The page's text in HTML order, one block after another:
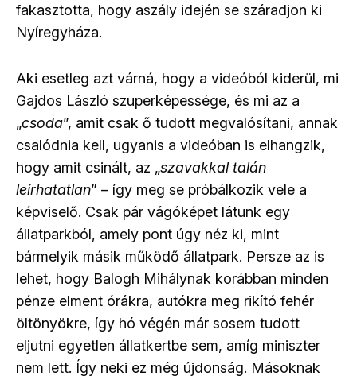
fakasztotta, hogy aszály idején se száradjon ki
Nyíregyháza.
Aki esetleg azt várná, hogy a videóból kiderül, mi
Gajdos László szuperképessége, és mi az a
„csoda”, amit csak ő tudott megvalósítani, annak
csalódnia kell, ugyanis a videóban is elhangzik,
hogy amit csinált, az „szavakkal talán
leírhatatlan” – így meg se próbálkozik vele a
képviselő. Csak pár vágóképet látunk egy
állatparkból, amely pont úgy néz ki, mint
bármelyik másik működő állatpark. Persze az is
lehet, hogy Balogh Mihálynak korábban minden
pénze elment órákra, autókra meg rikító fehér
öltönyökre, így hó végén már sosem tudott
eljutni egyetlen állatkertbe sem, amíg miniszter
nem lett. Így neki ez még újdonság. Másoknak